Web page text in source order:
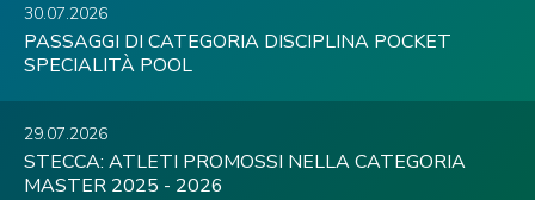
30.07.2026
PASSAGGI DI CATEGORIA DISCIPLINA POCKET
SPECIALITÀ POOL
29.07.2026
STECCA: ATLETI PROMOSSI NELLA CATEGORIA
MASTER 2025 - 2026